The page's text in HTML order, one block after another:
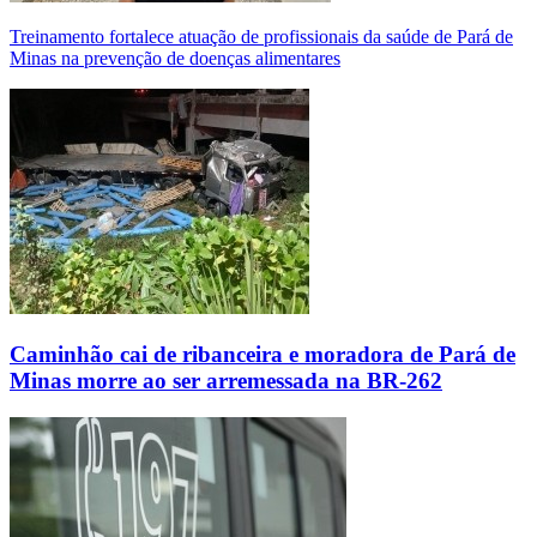
Treinamento fortalece atuação de profissionais da saúde de Pará de
Minas na prevenção de doenças alimentares
Caminhão cai de ribanceira e moradora de Pará de
Minas morre ao ser arremessada na BR-262